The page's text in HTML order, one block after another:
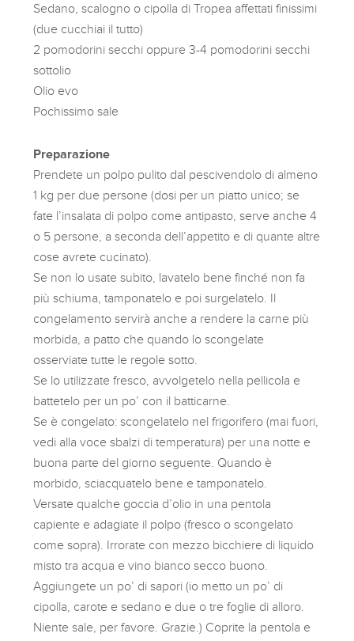
Sedano, scalogno o cipolla di Tropea affettati finissimi
(due cucchiai il tutto)
2 pomodorini secchi oppure 3-4 pomodorini secchi
sottolio
Olio evo
Pochissimo sale
Preparazione
Prendete un polpo pulito dal pescivendolo di almeno
1 kg per due persone (dosi per un piatto unico; se
fate l’insalata di polpo come antipasto, serve anche 4
o 5 persone, a seconda dell’appetito e di quante altre
cose avrete cucinato).
Se non lo usate subito, lavatelo bene finché non fa
più schiuma, tamponatelo e poi surgelatelo. Il
congelamento servirà anche a rendere la carne più
morbida, a patto che quando lo scongelate
osserviate tutte le regole sotto.
Se lo utilizzate fresco, avvolgetelo nella pellicola e
battetelo per un po’ con il batticarne.
Se è congelato: scongelatelo nel frigorifero (mai fuori,
vedi alla voce sbalzi di temperatura) per una notte e
buona parte del giorno seguente. Quando è
morbido, sciacquatelo bene e tamponatelo.
Versate qualche goccia d’olio in una pentola
capiente e adagiate il polpo (fresco o scongelato
come sopra). Irrorate con mezzo bicchiere di liquido
misto tra acqua e vino bianco secco buono.
Aggiungete un po’ di sapori (io metto un po’ di
cipolla, carote e sedano e due o tre foglie di alloro.
Niente sale, per favore. Grazie.) Coprite la pentola e